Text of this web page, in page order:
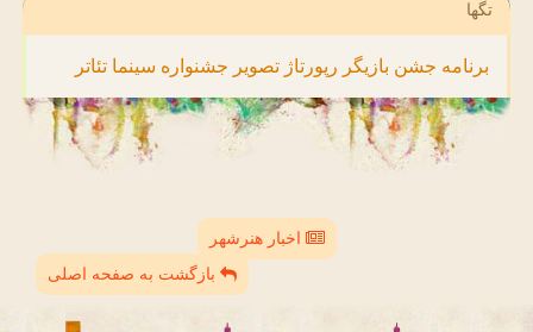
تگها
برنامه جشن بازیگر رپورتاژ تصویر جشنواره سینما تئاتر
اخبار هنرشهر
بازگشت به صفحه اصلی